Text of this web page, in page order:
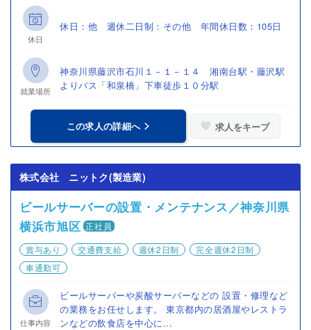
休日
休日：他 週休二日制：その他 年間休日数：105日
就業場所
神奈川県藤沢市石川１－１－１４ 湘南台駅・藤沢駅
よりバス「和泉橋」下車徒歩１０分駅
この求人の詳細へ 求人をキープ
株式会社 ニットク(製造業)
ビールサーバーの設置・メンテナンス／神奈川県
横浜市旭区 正社員
賞与あり
交通費支給 週休2日制
完全週休2日制
車通勤可
仕事内容
ビールサーバーや炭酸サーバーなどの 設置・修理など
の業務をお任せします。 東京都内の居酒屋やレストラ
ンなどの飲食店を中心に...